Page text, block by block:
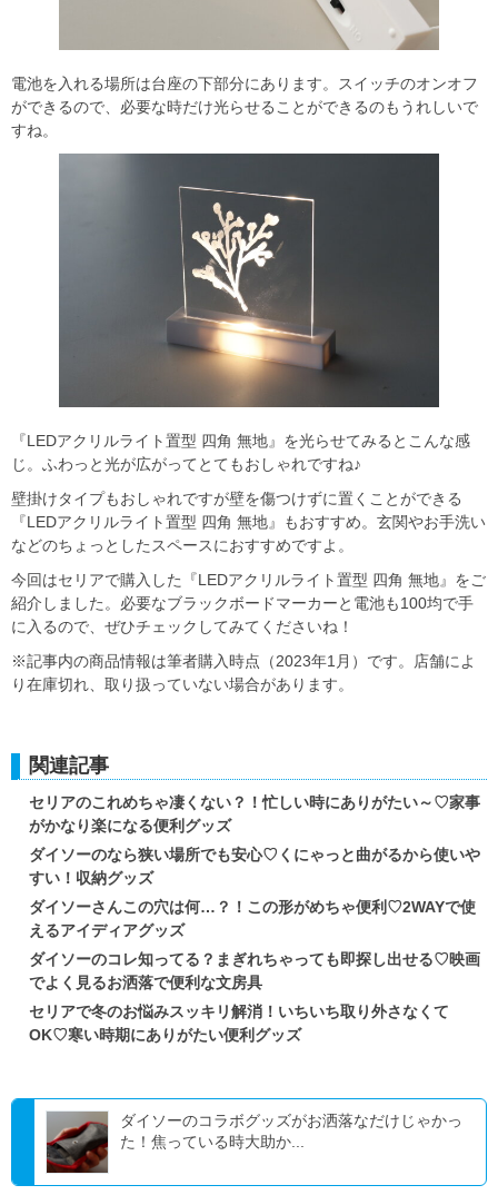
電池を入れる場所は台座の下部分にあります。スイッチのオンオフ
ができるので、必要な時だけ光らせることができるのもうれしいで
すね。
『LEDアクリルライト置型 四角 無地』を光らせてみるとこんな感
じ。ふわっと光が広がってとてもおしゃれですね♪
壁掛けタイプもおしゃれですが壁を傷つけずに置くことができる
『LEDアクリルライト置型 四角 無地』もおすすめ。玄関やお手洗い
などのちょっとしたスペースにおすすめですよ。
今回はセリアで購入した『LEDアクリルライト置型 四角 無地』をご
紹介しました。必要なブラックボードマーカーと電池も100均で手
に入るので、ぜひチェックしてみてくださいね！
※記事内の商品情報は筆者購入時点（2023年1月）です。店舗によ
り在庫切れ、取り扱っていない場合があります。
関連記事
セリアのこれめちゃ凄くない？！忙しい時にありがたい～♡家事
がかなり楽になる便利グッズ
ダイソーのなら狭い場所でも安心♡くにゃっと曲がるから使いや
すい！収納グッズ
ダイソーさんこの穴は何…？！この形がめちゃ便利♡2WAYで使
えるアイディアグッズ
ダイソーのコレ知ってる？まぎれちゃっても即探し出せる♡映画
でよく見るお洒落で便利な文房具
セリアで冬のお悩みスッキリ解消！いちいち取り外さなくて
OK♡寒い時期にありがたい便利グッズ
ダイソーのコラボグッズがお洒落なだけじゃかっ
た！焦っている時大助か...